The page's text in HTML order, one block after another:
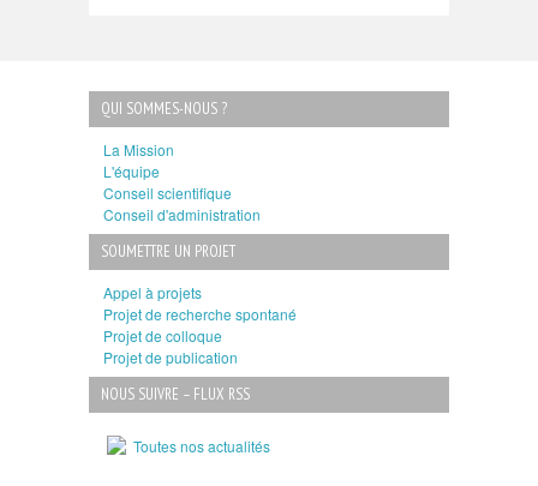
QUI SOMMES-NOUS ?
La Mission
L'équipe
Conseil scientifique
Conseil d'administration
SOUMETTRE UN PROJET
Appel à projets
Projet de recherche spontané
Projet de colloque
Projet de publication
NOUS SUIVRE – FLUX RSS
Toutes nos actualités